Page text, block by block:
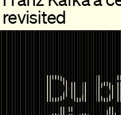
revisited